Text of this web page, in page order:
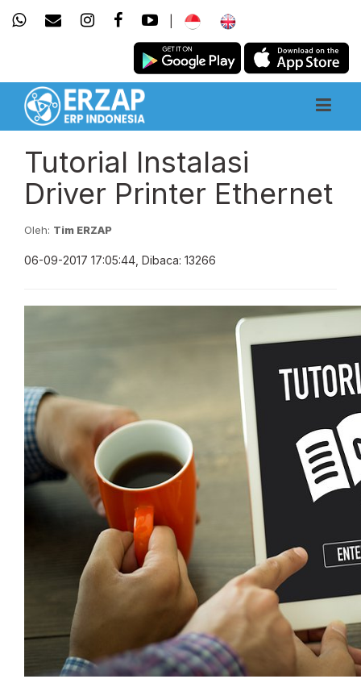
Tutorial Instalasi
Driver Printer Ethernet
Oleh: Tim ERZAP
06-09-2017 17:05:44, Dibaca: 13266